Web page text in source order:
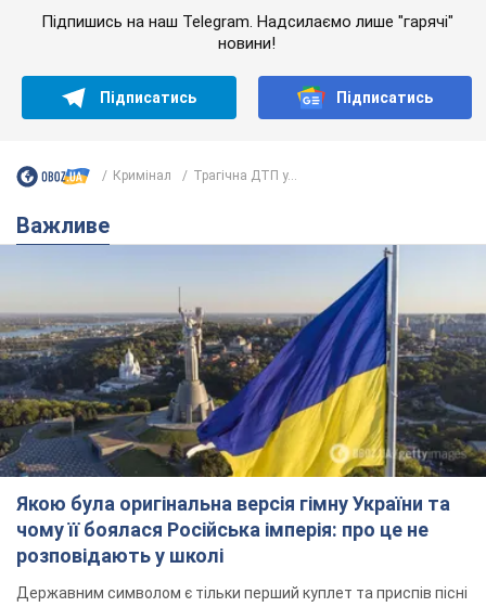
Підпишись на наш Telegram. Надсилаємо лише "гарячі"
новини!
Підписатись Підписатись
Кримінал Трагічна ДТП у...
Важливе
Якою була оригінальна версія гімну України та
чому її боялася Російська імперія: про це не
розповідають у школі
Державним символом є тільки перший куплет та приспів пісні